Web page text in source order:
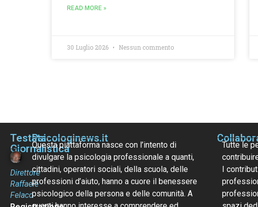
READ MORE »
30 Luglio 2026 Nessun commento
Testata
Giornalistica
Direttore
Raffaele
Felaco
Psicologinews.it
Questa piattaforma nasce con l’intento di
divulgare la psicologia professionale a quanti,
cittadini, operatori sociali, della scuola, delle
professioni d’aiuto, hanno a cuore il benessere
psicologico della persona e delle comunità. A
Tutte le
I